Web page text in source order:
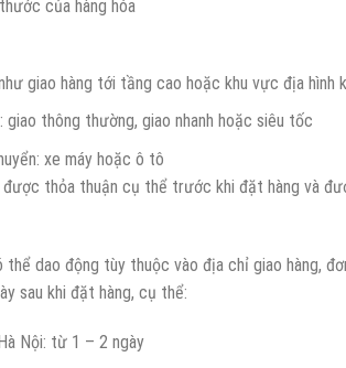
của hàng hóa
giao hàng tới tầng cao hoặc khu vực địa hình
giao thông thường, giao nhanh hoặc siêu tốc
xe máy hoặc ô tô
thỏa thuận cụ thể trước khi đặt hàng và
thể dao động tùy thuộc vào địa chỉ giao hàng,
sau khi đặt hàng, cụ thể:
Nội: từ 1 – 2 ngày